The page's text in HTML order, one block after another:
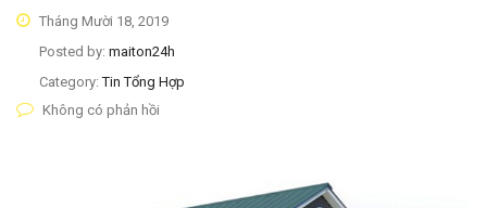
Tháng Mười 18, 2019
Posted by: maiton24h
Category:Tin Tổng Hợp
Không có phản hồi